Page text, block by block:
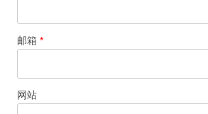
邮箱 *
网站